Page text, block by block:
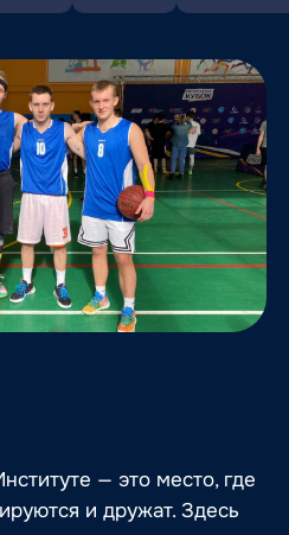
— это место, где
и дружат. Здесь